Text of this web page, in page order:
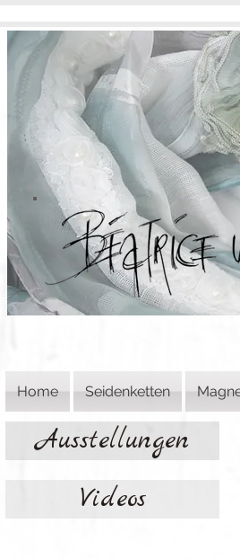
Home Seidenketten
Ausstellungen
Videos